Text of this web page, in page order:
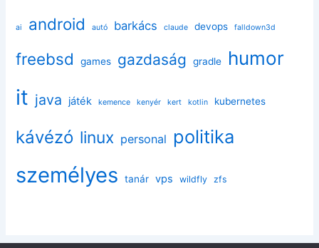
ai android autó barkács claude devops falldown3d
freebsd games gazdaság gradle humor
it java játék kemence kenyér kert kotlin kubernetes
kávézó linux personal politika
személyes tanár vps wildfly zfs